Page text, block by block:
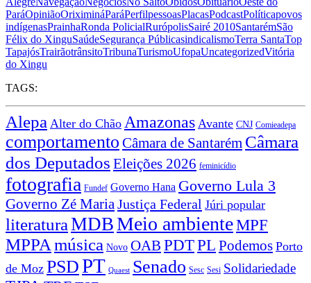
ParáOpiniãoOriximináParáPerfilpessoasPlacasPodcastPolíticapovos
indígenasPrainhaRonda PolicialRurópolisSairé 2010SantarémSão
Félix do XinguSaúdeSegurança PúblicasindicalismoTerra SantaTop
TapajósTrairãotrânsitoTribunaTurismoUfopaUncategorizedVitória
do Xingu
TAGS:
Alepa Alter do Chão Amazonas Avante CNJ Comieadepa
comportamento Câmara de Santarém Câmara
dos Deputados Eleições 2026 feminicídio
fotografia Fundef Governo Hana Governo Lula 3
Governo Zé Maria Justiça Federal Júri popular
literaturaMDBMeio ambienteMPF
MPPA música Novo OAB PDTPL Podemos Porto
de Moz PSDPT Quaest Senado Sesc Sesi Solidariedade